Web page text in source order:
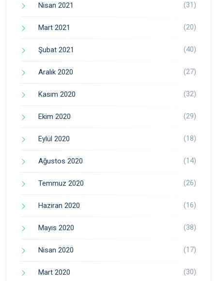
Nisan 2021 (31)
Mart 2021 (20)
Şubat 2021 (40)
Aralık 2020 (27)
Kasım 2020 (32)
Ekim 2020 (29)
Eylül 2020 (18)
Ağustos 2020 (14)
Temmuz 2020 (26)
Haziran 2020 (16)
Mayıs 2020 (38)
Nisan 2020 (17)
Mart 2020 (30)